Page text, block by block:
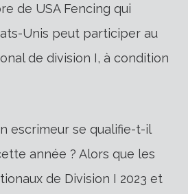
de USA Fencing qui
Unis peut participer au
de division I, à condition
escrimeur se qualifie-t-il
année ? Alors que les
de Division I 2023 et